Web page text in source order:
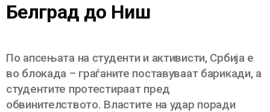
Белград до Ниш
По апсењата на студенти и активисти, Србија е
во блокада – граѓаните поставуваат барикади, а
студентите протестираат пред
обвинителството. Властите на удар поради